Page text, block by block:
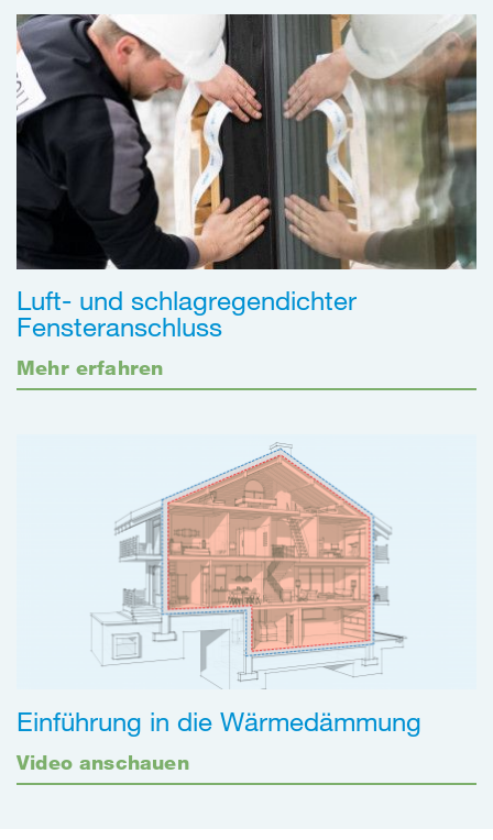
Luft- und schlagregendichter
Fensteranschluss
Mehr erfahren
Einführung in die Wärmedämmung
Video anschauen